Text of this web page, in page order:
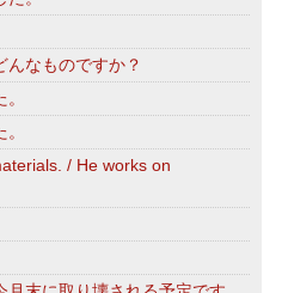
んなものですか？
/ He works on